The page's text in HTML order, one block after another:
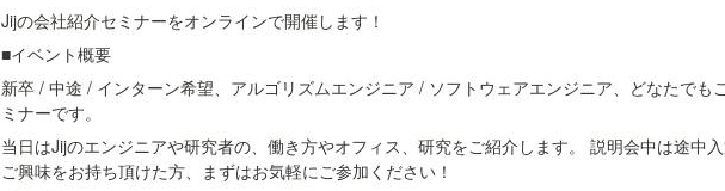
Jijの会社紹介セミナーをオンラインで開催します！
■イベント概要
新卒 / 中途 / インターン希望、アルゴリズムエンジニア / ソフトウェアエンジニア、どなたでも
ミナーです。
当日はJijのエンジニアや研究者の、働き方やオフィス、研究をご紹介します。 説明会中は途中
ご興味をお持ち頂けた方、まずはお気軽にご参加ください！